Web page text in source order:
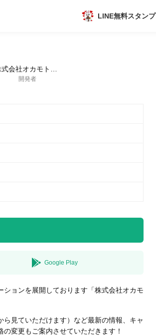
LINE無料スタンプ
開発者
Google Play
ョンを展開しております「株式会社オカモ
ら見ていただけます）など最新の情報、キャ
変更もご案内させていただきます！